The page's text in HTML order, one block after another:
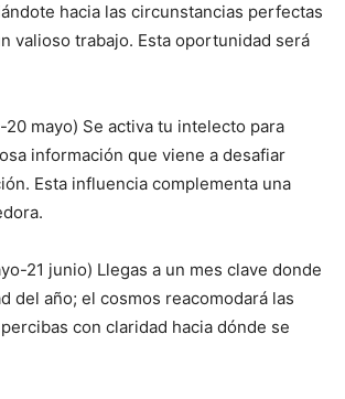
hacia las circunstancias perfectas
valioso trabajo. Esta oportunidad será
20 mayo) Se activa tu intelecto para
información que viene a desafiar
Esta influencia complementa una
21 junio) Llegas a un mes clave donde
del año; el cosmos reacomodará las
con claridad hacia dónde se